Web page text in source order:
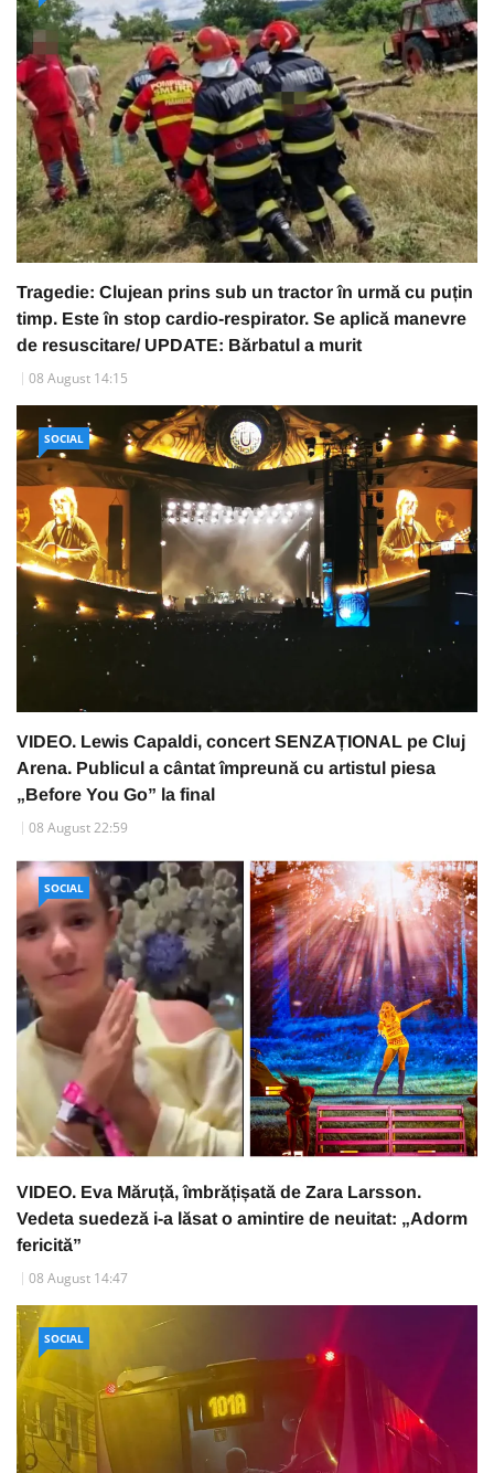
Tragedie: Clujean prins sub un tractor în urmă cu puțin
timp. Este în stop cardio-respirator. Se aplică manevre
de resuscitare/ UPDATE: Bărbatul a murit
08 August 14:15
SOCIAL
VIDEO. Lewis Capaldi, concert SENZAȚIONAL pe Cluj
Arena. Publicul a cântat împreună cu artistul piesa
„Before You Go” la final
08 August 22:59
SOCIAL
VIDEO. Eva Măruță, îmbrățișată de Zara Larsson.
Vedeta suedeză i-a lăsat o amintire de neuitat: „Adorm
fericită”
08 August 14:47
SOCIAL